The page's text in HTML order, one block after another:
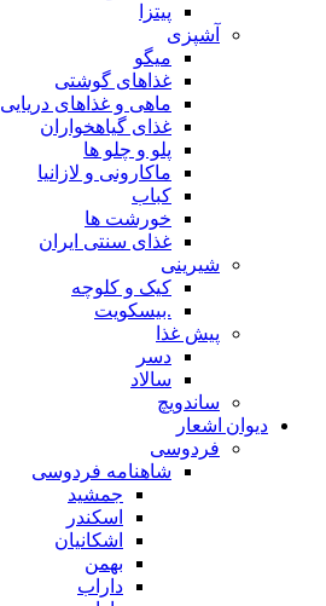
پیتزا
آشپزی
میگو
غذاهای گوشتی
ماهی و غذاهای دریایی
غذای گیاهخواران
پلو و چلو ها
ماکارونی و لازانیا
کباب
خورشت ها
غذای سنتی ایران
شیرینی
کیک و کلوچه
.بیسکویت
پیش غذا
دسر
سالاد
ساندویچ
دیوان اشعار
فردوسی
شاهنامه فردوسی
جمشید
اسکندر
اشکانیان
بهمن
داراب